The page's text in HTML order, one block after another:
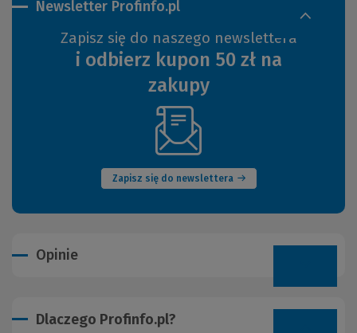
Newsletter Profinfo.pl
Zapisz się do naszego newslettera
i odbierz kupon 50 zł na
zakupy
Zapisz się do newslettera
(Nowe
okno)
Opinie
Dlaczego Profinfo.pl?